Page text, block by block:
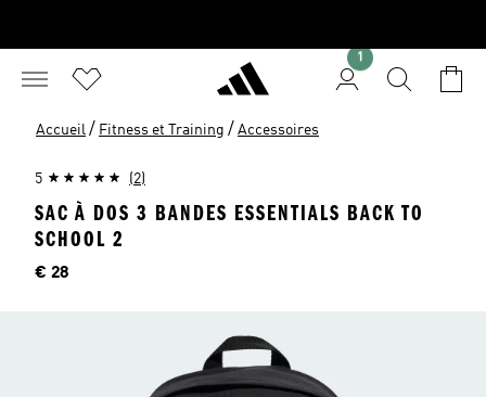
1
Accueil / Fitness et Training / Accessoires
5 (2)
SAC À DOS 3 BANDES ESSENTIALS BACK TO
SCHOOL 2
Price
€ 28